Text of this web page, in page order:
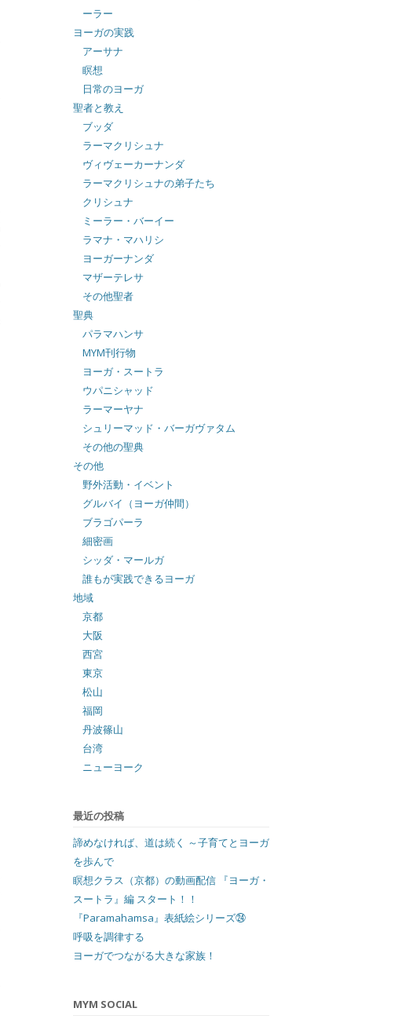
ーラー
ヨーガの実践
アーサナ
瞑想
日常のヨーガ
聖者と教え
ブッダ
ラーマクリシュナ
ヴィヴェーカーナンダ
ラーマクリシュナの弟子たち
クリシュナ
ミーラー・バーイー
ラマナ・マハリシ
ヨーガーナンダ
マザーテレサ
その他聖者
聖典
パラマハンサ
MYM刊行物
ヨーガ・スートラ
ウパニシャッド
ラーマーヤナ
シュリーマッド・バーガヴァタム
その他の聖典
その他
野外活動・イベント
グルバイ（ヨーガ仲間）
ブラゴパーラ
細密画
シッダ・マールガ
誰もが実践できるヨーガ
地域
京都
大阪
西宮
東京
松山
福岡
丹波篠山
台湾
ニューヨーク
最近の投稿
諦めなければ、道は続く ～子育てとヨーガ
を歩んで
瞑想クラス（京都）の動画配信 『ヨーガ・
スートラ』編 スタート！！
『Paramahamsa』表紙絵シリーズ㉔
呼吸を調律する
ヨーガでつながる大きな家族！
MYM SOCIAL